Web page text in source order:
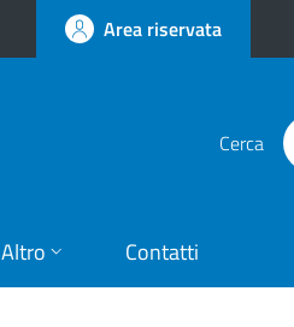
Area riservata
Cerca
Altro Contatti